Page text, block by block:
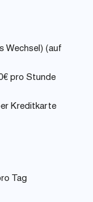
Wechsel) (auf
pro Stunde
Kreditkarte
Tag